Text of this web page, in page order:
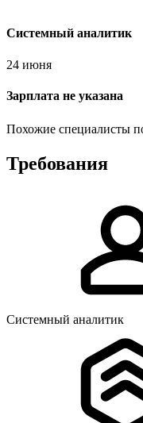
Системный аналитик
24 июня
Зарплата не указана
Похожие специалисты
Требования
Системный аналитик